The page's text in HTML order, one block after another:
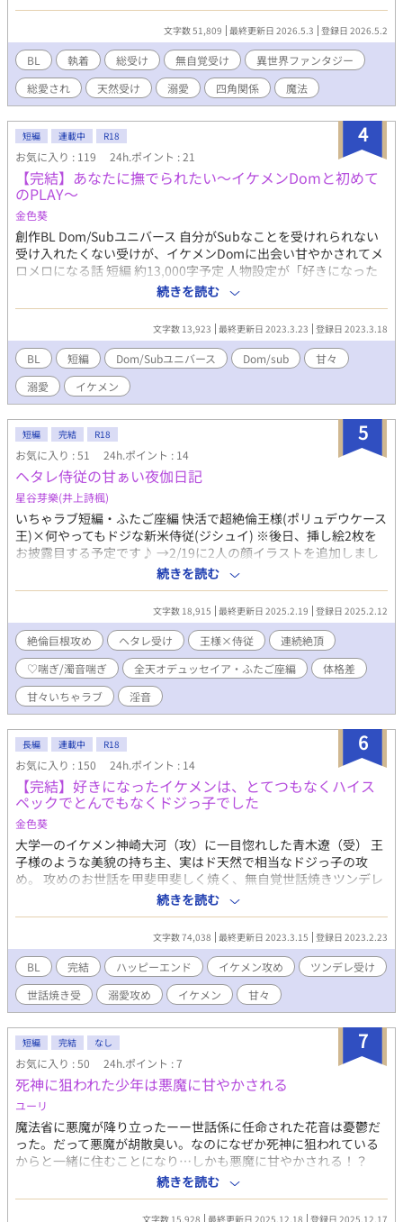
奪われるのは、魔力。 そして――その存在そのもの。 幼馴
染のカイに連れられ、逃げるしかなかったリオンの旅は、ひとり
の騎士・レオンハルトとの出会いによって少しずつ変わってい
く。 だが同時に、彼を追う存在もまた、確実に距離を詰めてい
た。 守ろうとする者。 奪おうとする者。 そして、離そうと
しない者。 「どうして……みんな、ぼくを離してくれないの？」
天然ドジっ子だけど優しすぎる少年が、“特別”であることに気
づいたとき―― その運命は、大きく動き出す。 ※全３巻構成 ※画
像はＡＩに生成してもらいました。
文字数 51,809 最終更新日 2026.5.3 登録日 2026.5.2
BL 執着 総受け 無自覚受け
異世界ファンタジー
総愛され
天然受け 溺愛 四角関係 魔法
4
短編 連載中 R18
お気に入り : 119 24h.ポイント : 21
【完結】あなたに撫でられたい～イケメンDomと初めて
のPLAY～
金色葵
創作BL Dom/Subユニバース 自分がSubなことを受けれられない
受け入れたくない受けが、イケメンDomに出会い甘やかされてメ
ロメロになる話 短編 約13,000字予定 人物設定が「好きになった
イケメンは、とてつもなくハイスペックでとんでもなくドジっ子
でした」と同じですが、全く違う時間軸なのでこちらだけで読め
続きを読む
文字数 13,923 最終更新日 2023.3.23 登録日 2023.3.18
BL 短編 Dom/Subユニバース Dom/sub
甘々
溺愛
イケメン
5
短編 完結 R18
お気に入り : 51 24h.ポイント : 14
ヘタレ侍従の甘ぁい夜伽日記
星谷芽樂(井上詩楓)
いちゃラブ短編・ふたご座編 快活で超絶倫王様(ポリュデウケース
王)×何やってもドジな新米侍従(ジシュイ) ※後日、挿し絵2枚を
お披露目する予定です♪ →2/19に2人の顔イラストを追加しまし
た！ 絡みイラストはpixiv,個人HP(画像倉庫)でご覧頂けます♪
《全天オデュッセイアの世界観・用語集》※個人HP
https://plus.fm-p.jp/u/odu88kitra/free?id=4 ポリュデウケース
王 双子国の王、守護星は一等星ポルックス 黄色に近い橙色の
短髪が特徴 とても明るくて快活な青年王。困っていたり悲しん
でいる者が居れば、すかさず手を伸ばす優しい一面を持つ。 ジシ
ュイ 双子国に生きる少年。守護星は5等星積水（ジシュイ）
とてものんびりしてドジっ子。そのせいで失敗する事も多く、周
りからは呆れられる事も多い。 【あらすじ】 ジシュイが底辺平民
を申し付けられ！？ 甘々イチャイチャとろとろに溶かされてしま
うジシュイをお楽しみください♪ ⚠️♡喘ぎ濁点喘ぎあります。
※2人の馴れ初めは「星の鳴る時」(全天オデュッセイア短編集)内
の『ディオスクーロイの華火』をご覧下さい♪
続きを読む
文字数 18,915 最終更新日 2025.2.19 登録日 2025.2.12
絶倫巨根攻め ヘタレ受け 王様×侍従
連続絶頂
♡喘ぎ/濁音喘ぎ
全天オデュッセイア・ふたご座編
体格差
甘々いちゃラブ
淫音
6
長編 連載中 R18
お気に入り : 150 24h.ポイント : 14
【完結】好きになったイケメンは、とてつもなくハイス
ペックでとんでもなくドジっ子でした
金色葵
大学一のイケメン神崎大河（攻）に一目惚れした青木遼（受） 王
子様のような美貌の持ち主、実はド天然で相当なドジっ子の攻
め。 攻めのお世話を甲斐甲斐しく焼く、無自覚世話焼きツンデレ
受けの話。 ハイスペックドジっ子イケメン（溺愛）×行き過ぎた
世話焼きツンデレ（べた惚れ） 相性シンデレラフィットの二人が
繰り広げる激甘ラブストーリー 告白、お付き合い開始、初デート
から初エッチまでをお送りする甘々ラブコメストーリーです。 中
編（トータルで６万文字程を予定） ハッピーエンド保証 R-18は
最後の方になります。
続きを読む
文字数 74,038 最終更新日 2023.3.15 登録日 2023.2.23
BL 完結 ハッピーエンド イケメン攻め
ツンデレ受け
世話焼き受
溺愛攻め イケメン 甘々
7
短編 完結 なし
お気に入り : 50 24h.ポイント : 7
死神に狙われた少年は悪魔に甘やかされる
ユーリ
魔法省に悪魔が降り立ったーー世話係に任命された花音は憂鬱だ
った。だって悪魔が胡散臭い。なのになぜか死神に狙われている
からと一緒に住むことになり…しかも悪魔に甘やかされる！？
「お前みたいなドジでバカでかわいいやつが好きなんだよ」スパ
ダリ悪魔×死神に狙われるドジっ子「なんか恋人みたい…」ーー
死神に狙われた少年は悪魔に甘やかされる？？
続きを読む
文字数 15,928 最終更新日 2025.12.18 登録日 2025.12.17